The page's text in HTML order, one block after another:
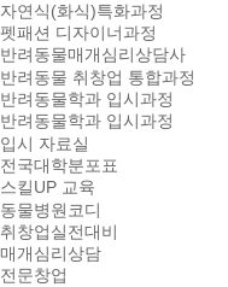
자연식(화식)특화과정
펫패션 디자이너과정
반려동물매개심리상담사
반려동물 취창업 통합과정
반려동물학과 입시과정
반려동물학과 입시과정
입시 자료실
전국대학분포표
스킬UP 교육
동물병원코디
취창업실전대비
매개심리상담
전문창업